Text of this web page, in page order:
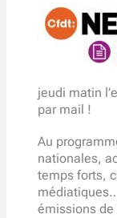
jeudi matin
par mail !
Au
nationales,
temps forts,
émissions de